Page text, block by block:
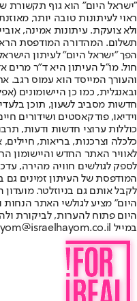
"ישראל היום" הוא גוף תקשורת
ראוי לעיתונות טובה יותר,
ולא צועקת. עיתונות אמינה,
הפך "ישראל היום" לעיתון
חול. מו"ל העיתון היא ד"ר מרים
והעורך המייסד הוא עמוס רגב.
חדשות מסביב לשעון, תוכן
וידיאו, פודקאסטים ושידורים
כוללות ערוצי חדשות ודעות,
לאוויר האתר החדש והיישומון
לספק לגולשים חוויה מהירה,
המודפסת של העיתון זמינים גם
לקבל אותם גם בניוזלטר.
היום" מציע לגולשי האתר הנחות
היום פתוח להערות, לביקורת
במייל hayom@israelhayom.co.il.